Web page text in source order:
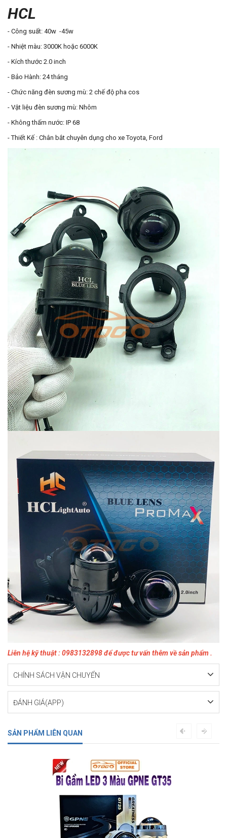
HCL
- Công suất: 40w -45w
- Nhiệt màu: 3000K hoặc 6000K
- Kích thước 2.0 inch
- Bảo Hành: 24 tháng
- Chức năng đèn sương mù: 2 chế độ pha cos
- Vật liệu đèn sương mù: Nhôm
- Không thấm nước: IP 68
- Thiết Kế : Chân bắt chuyên dụng cho xe Toyota, Ford
Liên hệ kỹ thuật : 0983132898 để được tư vấn thêm về sản phẩm .
CHÍNH SÁCH VẬN CHUYỂN
ĐÁNH GIÁ(APP)
SẢN PHẨM LIÊN QUAN